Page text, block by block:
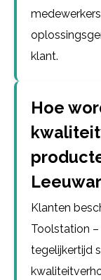
klant.
Hoe
Klanten
Toolstation
tegelijkertijd